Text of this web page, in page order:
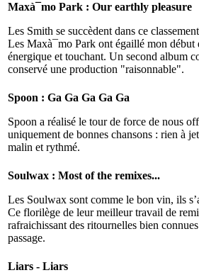
Maxà¯mo Park : Our earthly pleasure
Les Smith se succèdent dans ce
Les Maxà¯mo Park ont égaillé mon début
énergique et touchant. Un second album
conservé une production "raisonnable".
Spoon : Ga Ga Ga Ga Ga
Spoon a réalisé le tour de force de nous
uniquement de bonnes chansons : rien à
malin et rythmé.
Soulwax : Most of the remixes...
Les Soulwax sont comme le bon vin, ils
Ce florilège de leur meilleur travail de
rafraichissant des ritournelles bien
passage.
Liars - Liars